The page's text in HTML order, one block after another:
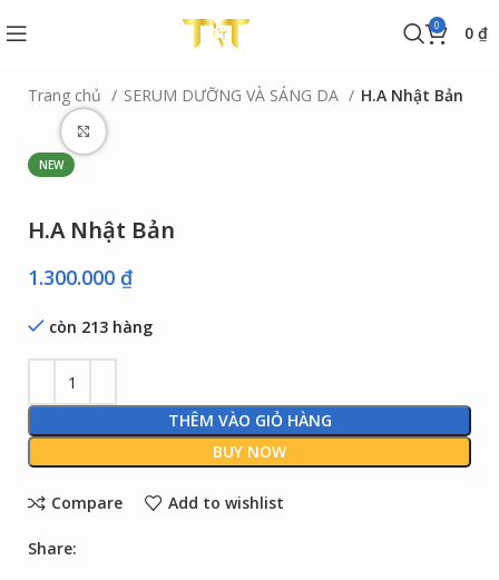
0 0 ₫
Trang chủ SERUM DƯỠNG VÀ SÁNG DA H.A Nhật Bản
NEW
H.A Nhật Bản
1.300.000 ₫
còn 213 hàng
THÊM VÀO GIỎ HÀNG
BUY NOW
Compare Add to wishlist
Share: